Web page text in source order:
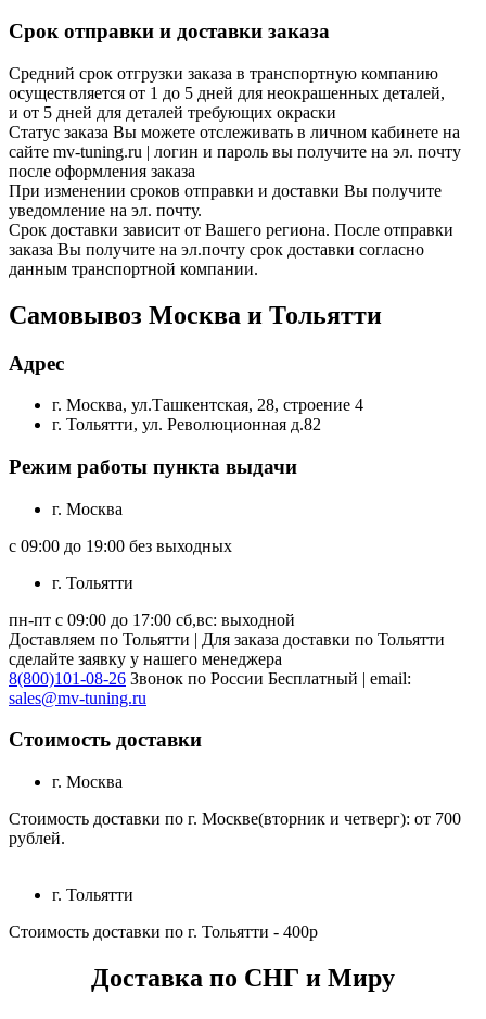
Срок отправки и доставки заказа
Средний срок отгрузки заказа в транспортную компанию
осуществляется от 1 до 5 дней для неокрашенных деталей,
и от 5 дней для деталей требующих окраски
Статус заказа Вы можете отслеживать в личном кабинете на
сайте mv-tuning.ru | логин и пароль вы получите на эл. почту
после оформления заказа
При изменении сроков отправки и доставки Вы получите
уведомление на эл. почту.
Срок доставки зависит от Вашего региона. После отправки
заказа Вы получите на эл.почту срок доставки согласно
данным транспортной компании.
Самовывоз Москва и Тольятти
Адрес
г. Москва, ул.Ташкентская, 28, строение 4
г. Тольятти, ул. Революционная д.82
Режим работы пункта выдачи
г. Москва
с 09:00 до 19:00 без выходных
г. Тольятти
пн-пт с 09:00 до 17:00 сб,вс: выходной
Доставляем по Тольятти | Для заказа доставки по Тольятти
сделайте заявку у нашего менеджера
8(800)101-08-26 Звонок по России Бесплатный | email:
sales@mv-tuning.ru
Стоимость доставки
г. Москва
Стоимость доставки по г. Москве(вторник и четверг): от 700
рублей.
г. Тольятти
Стоимость доставки по г. Тольятти - 400р
Доставка по СНГ и Миру